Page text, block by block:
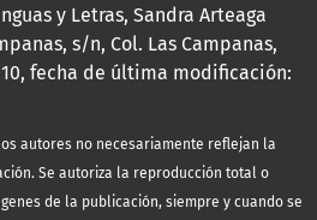
y Letras, Sandra Arteaga
s/n, Col. Las Campanas,
fecha de última modificación:
autores no necesariamente reflejan la
Se autoriza la reproducción total o
de la publicación, siempre y cuando se